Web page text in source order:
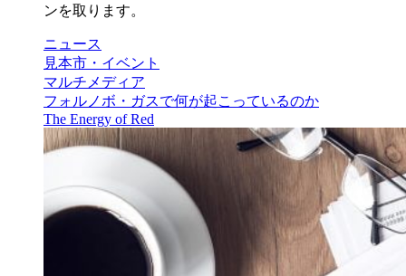
ンを取ります。
ニュース
見本市・イベント
マルチメディア
フォルノボ・ガスで何が起こっているのか
The Energy of Red